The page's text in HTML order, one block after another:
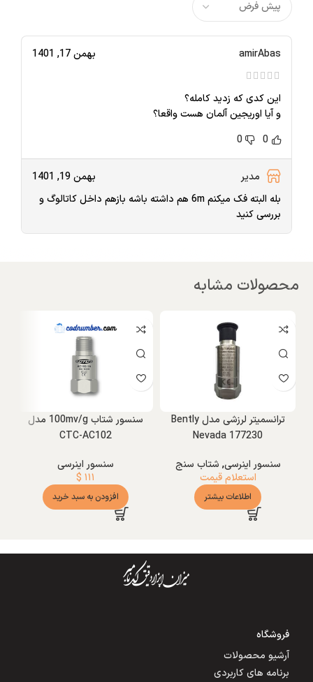
amirAbas بهمن 17, 1401
این کدی که زدید کامله؟
و آیا اوریجین آلمان هست واقعا؟
0
0
مدیر
بهمن 19, 1401
بله البته فک میکنم 6m هم داشته باشه بازهم داخل کاتالوگ و
بررسی کنید
محصولات مشابه
ترانسمیتر لرزشی مدل Bently
Nevada 177230
سنسور اینرسی, شتاب سنج
استعلام قیمت
اطلاعات بیشتر
سنسور شتاب 100mv/g مدل
CTC-AC102
سنسور اینرسی
$ ۱۱۱
افزودن به سبد خرید
فروشگاه
آرشیو محصولات
برنامه های کاربردی